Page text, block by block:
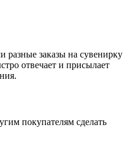
разные заказы на сувенирку
отвечает и присылает
покупателям сделать